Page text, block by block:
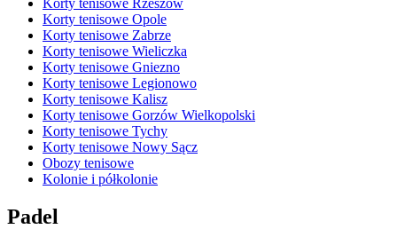
Korty tenisowe Opole
Korty tenisowe Zabrze
Korty tenisowe Wieliczka
Korty tenisowe Gniezno
Korty tenisowe Legionowo
Korty tenisowe Kalisz
Korty tenisowe Gorzów Wielkopolski
Korty tenisowe Tychy
Korty tenisowe Nowy Sącz
Obozy tenisowe
Kolonie i półkolonie
Padel